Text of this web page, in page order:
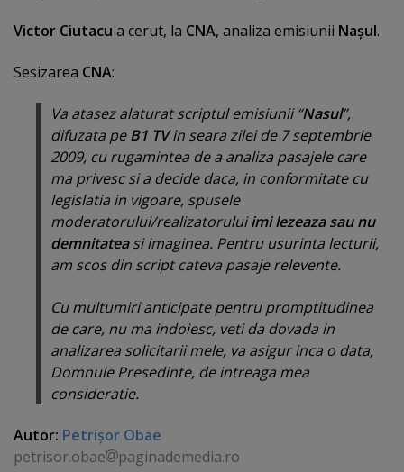
Victor Ciutacu a cerut, la CNA, analiza emisiunii Naşul.
Sesizarea CNA:
Va atasez alaturat scriptul emisiunii “Nasul”,
difuzata peB1 TVin seara zilei de 7 septembrie
2009, cu rugamintea de a analiza pasajele care
ma privesc si a decide daca, in conformitate cu
legislatia in vigoare, spusele
moderatorului/realizatoruluiimi lezeaza sau nu
demnitateasi imaginea. Pentru usurinta lecturii,
am scos din script cateva pasaje relevente.
Cu multumiri anticipate pentru promptitudinea
de care, nu ma indoiesc, veti da dovada in
analizarea solicitarii mele, va asigur inca o data,
Domnule Presedinte, de intreaga mea
consideratie.
Autor: Petrişor Obae
petrisor.obae
paginademedia.ro